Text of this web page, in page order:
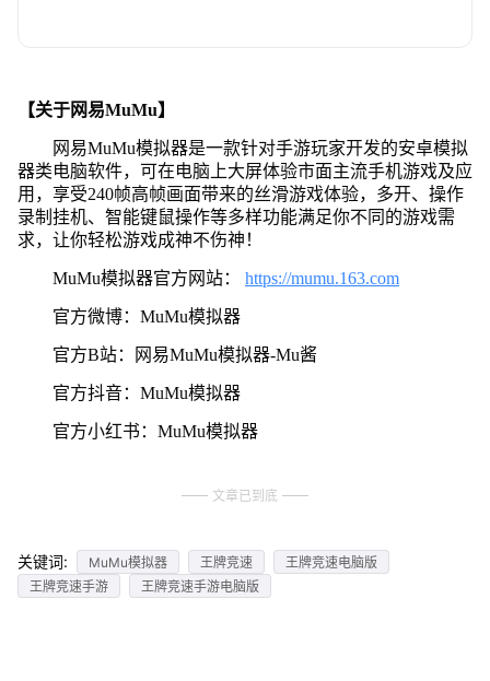
【关于网易MuMu】
网易MuMu模拟器是一款针对手游玩家开发的安卓模拟
器类电脑软件，可在电脑上大屏体验市面主流手机游戏及应
用，享受240帧高帧画面带来的丝滑游戏体验，多开、操作
录制挂机、智能键鼠操作等多样功能满足你不同的游戏需
求，让你轻松游戏成神不伤神！
MuMu模拟器官方网站： https://mumu.163.com
官方微博：MuMu模拟器
官方B站：网易MuMu模拟器-Mu酱
官方抖音：MuMu模拟器
官方小红书：MuMu模拟器
文章已到底
关键词: MuMu模拟器 王牌竞速
王牌竞速电脑版
王牌竞速手游
王牌竞速手游电脑版